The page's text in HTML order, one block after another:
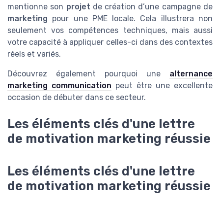
mentionne son projet de création d’une campagne de
marketing pour une PME locale. Cela illustrera non
seulement vos compétences techniques, mais aussi
votre capacité à appliquer celles-ci dans des contextes
réels et variés.
Découvrez également pourquoi une alternance
marketing communication peut être une excellente
occasion de débuter dans ce secteur.
Les éléments clés d'une lettre
de motivation marketing réussie
Les éléments clés d'une lettre
de motivation marketing réussie